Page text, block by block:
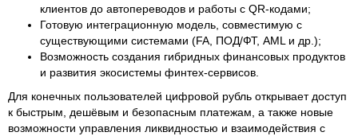
клиентов до автопереводов и работы с QR-кодами;
Готовую интеграционную модель, совместимую с
существующими системами (FA, ПОД/ФТ, AML и др.);
Возможность создания гибридных финансовых продуктов
и развития экосистемы финтех-сервисов.
Для конечных пользователей цифровой рубль открывает доступ
к быстрым, дешёвым и безопасным платежам, а также новые
возможности управления ликвидностью и взаимодействия с